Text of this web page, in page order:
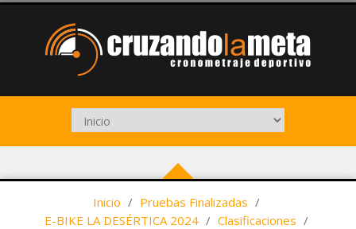
Inicio / Pruebas Finalizadas /
E-BIKE LA DESÉRTICA 2024 / Clasificaciones /